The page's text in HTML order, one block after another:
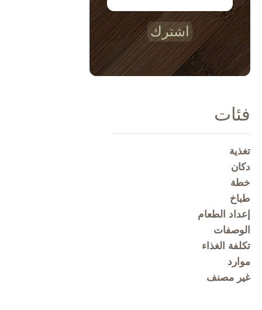
اشترك
فئات
تغذية
دكان
خطة
طباخ
إعداد الطعام
الوصفات
تكلفة الغذاء
موارد
غير مصنف